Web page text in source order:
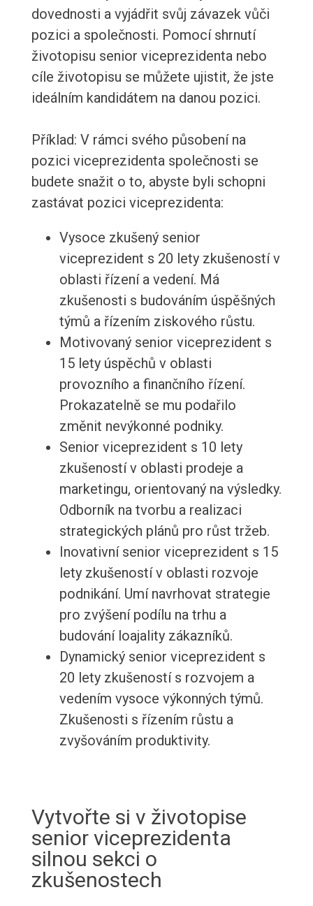
dovednosti a vyjádřit svůj závazek vůči
pozici a společnosti. Pomocí shrnutí
životopisu senior viceprezidenta nebo
cíle životopisu se můžete ujistit, že jste
ideálním kandidátem na danou pozici.
Příklad: V rámci svého působení na
pozici viceprezidenta společnosti se
budete snažit o to, abyste byli schopni
zastávat pozici viceprezidenta:
Vysoce zkušený senior
viceprezident s 20 lety zkušeností v
oblasti řízení a vedení. Má
zkušenosti s budováním úspěšných
týmů a řízením ziskového růstu.
Motivovaný senior viceprezident s
15 lety úspěchů v oblasti
provozního a finančního řízení.
Prokazatelně se mu podařilo
změnit nevýkonné podniky.
Senior viceprezident s 10 lety
zkušeností v oblasti prodeje a
marketingu, orientovaný na výsledky.
Odborník na tvorbu a realizaci
strategických plánů pro růst tržeb.
Inovativní senior viceprezident s 15
lety zkušeností v oblasti rozvoje
podnikání. Umí navrhovat strategie
pro zvýšení podílu na trhu a
budování loajality zákazníků.
Dynamický senior viceprezident s
20 lety zkušeností s rozvojem a
vedením vysoce výkonných týmů.
Zkušenosti s řízením růstu a
zvyšováním produktivity.
Vytvořte si v životopise
senior viceprezidenta
silnou sekci o
zkušenostech